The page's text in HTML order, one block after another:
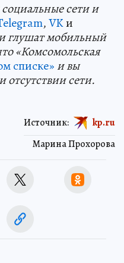
сети и
,VKи
глушат мобильный
«Комсомольская
списке» и вы
отсутствии сети.
Марина Прохорова
Источник: kp.ru